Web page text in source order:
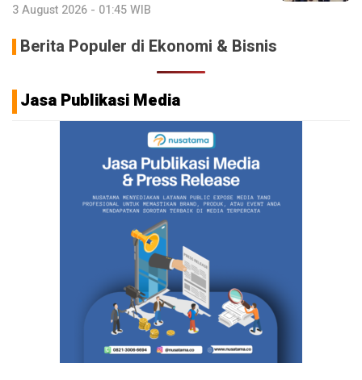
3 August 2026 - 01:45 WIB
Berita Populer di Ekonomi & Bisnis
Jasa Publikasi Media